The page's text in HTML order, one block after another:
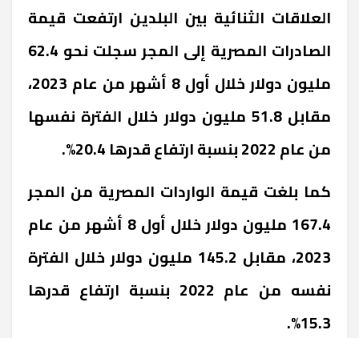
العلاقات الثنائية بين البلدين ارتفعت قيمة
الصادرات المصرية إلى المجر سجلت نحو 62.4
مليون دولار خلال أول 8 أشهر من عام 2023،
مقابل 51.8 مليون دولار خلال الفترة نفسها
من عام 2022 بنسبة ارتفاع قدرها 20.4%.
كما بلغت قيمة الواردات المصرية من المجر
167.4 مليون دولار خلال أول 8 أشهر من عام
2023، مقابل 145.2 مليون دولار خلال الفترة
نفسه من عام 2022 بنسبة ارتفاع قدرها
15.3%.